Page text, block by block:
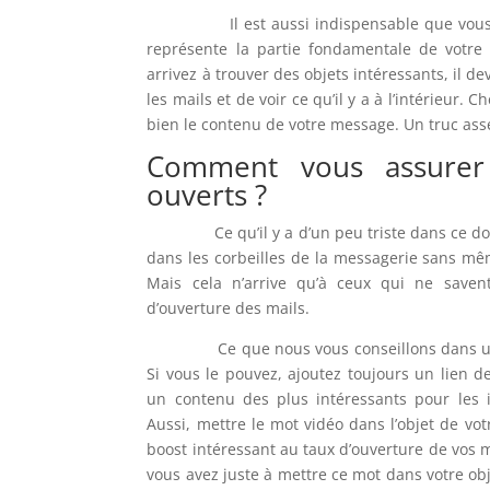
Il est aussi indispensable que vous
représente la partie fondamentale de
arrivez à trouver des objets intéressants, il
les mails et de voir ce qu’il y a à l’intérieur.
bien le contenu de votre message. Un truc
Comment vous
ouverts ?
Ce qu’il y a d’un peu triste dans ce
dans les corbeilles de la messagerie sans
Mais cela n’arrive qu’à ceux qui ne
d’ouverture des mails.
Ce que nous vous conseillons dans un
Si vous le pouvez, ajoutez toujours un lien
un contenu des plus intéressants pour
Aussi, mettre le mot vidéo dans l’objet de
boost intéressant au taux d’ouverture de vos
vous avez juste à mettre ce mot dans votre